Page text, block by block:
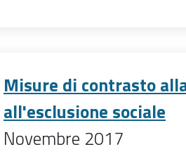
Misure di contrasto
all'esclusione sociale
Novembre 2017